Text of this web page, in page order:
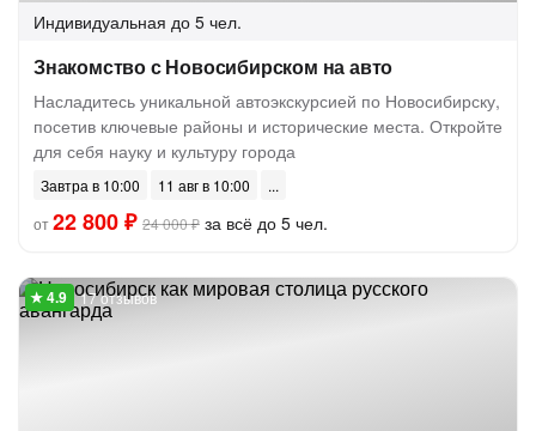
Индивидуальная до 5 чел.
Знакомство с Новосибирском на авто
Насладитесь уникальной автоэкскурсией по Новосибирску,
посетив ключевые районы и исторические места. Откройте
для себя науку и культуру города
Завтра в 10:00
11 авг в 10:00
от22 800 ₽ 24 000 ₽ за всё до 5 чел.
17 отзывов